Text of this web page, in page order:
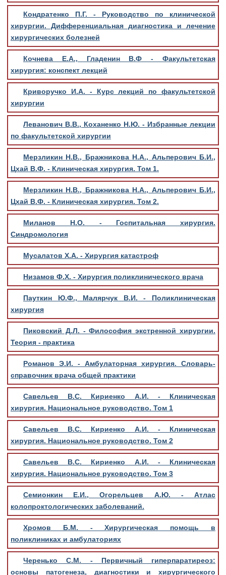
Кондратенко П.Г. - Руководство по клинической
хирургии. Дифференциальная диагностика и лечение
хирургических болезней
Кочнева Е.А., Гладенин В.Ф - Факультетская
хирургия: конспект лекций
Криворучко И.А. - Курс лекций по факультетской
хирургии
Леванович В.В., Коханенко Н.Ю. - Избранные лекции
по факультетской хирургии
Мерзликин Н.В., Бражникова Н.А., Альперович Б.И.,
Цхай В.Ф. - Клиническая хирургия. Том 1.
Мерзликин Н.В., Бражникова Н.А., Альперович Б.И.,
Цхай В.Ф. - Клиническая хирургия. Том 2.
Миланов Н.О. - Госпитальная хирургия.
Синдромология
Мусалатов Х.А. - Хирургия катастроф
Низамов Ф.Х. - Хирургия поликлинического врача
Пауткин Ю.Ф., Малярчук В.И. - Поликлиническая
хирургия
Пиковский Д.Л. - Философия экстренной хирургии.
Теория - практика
Романов Э.И. - Амбулаторная хирургия. Словарь-
справочник врача общей практики
Савельев В.С. Кириенко А.И. - Клиническая
хирургия. Национальное руководство. Том 1
Савельев В.С. Кириенко А.И. - Клиническая
хирургия. Национальное руководство. Том 2
Савельев В.С. Кириенко А.И. - Клиническая
хирургия. Национальное руководство. Том 3
Семионкин Е.И., Огорельцев А.Ю. - Атлас
колопроктологических заболеваний.
Хромов Б.М. - Хирургическая помощь в
поликлиниках и амбулаториях
Черенько С.М. - Первичный гиперпаратиреоз:
основы патогенеза, диагностики и хирургического